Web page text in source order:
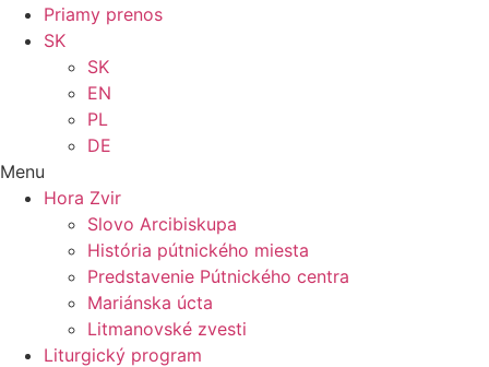
Priamy prenos
SK
SK
EN
PL
DE
Menu
Hora Zvir
Slovo Arcibiskupa
História pútnického miesta
Predstavenie Pútnického centra
Mariánska úcta
Litmanovské zvesti
Liturgický program